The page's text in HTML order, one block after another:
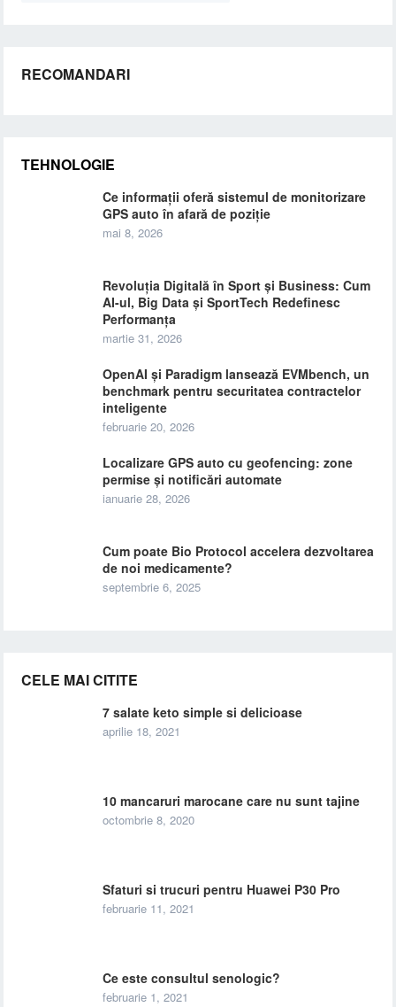
RECOMANDARI
TEHNOLOGIE
Ce informații oferă sistemul de monitorizare
GPS auto în afară de poziție
mai 8, 2026
Revoluția Digitală în Sport și Business: Cum
AI-ul, Big Data și SportTech Redefinesc
Performanța
martie 31, 2026
OpenAI și Paradigm lansează EVMbench, un
benchmark pentru securitatea contractelor
inteligente
februarie 20, 2026
Localizare GPS auto cu geofencing: zone
permise și notificări automate
ianuarie 28, 2026
Cum poate Bio Protocol accelera dezvoltarea
de noi medicamente?
septembrie 6, 2025
CELE MAI CITITE
7 salate keto simple si delicioase
aprilie 18, 2021
10 mancaruri marocane care nu sunt tajine
octombrie 8, 2020
Sfaturi si trucuri pentru Huawei P30 Pro
februarie 11, 2021
Ce este consultul senologic?
februarie 1, 2021